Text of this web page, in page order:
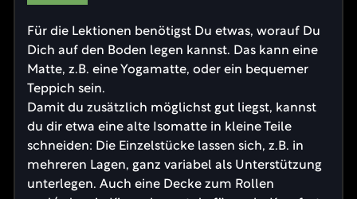
Für die Lektionen benötigst Du etwas, worauf Du
Dich auf den Boden legen kannst. Das kann eine
Matte, z.B. eine Yogamatte, oder ein bequemer
Teppich sein.
Damit du zusätzlich möglichst gut liegst, kannst
du dir etwa eine alte Isomatte in kleine Teile
schneiden: Die Einzelstücke lassen sich, z.B. in
mehreren Lagen, ganz variabel als Unterstützung
unterlegen. Auch eine Decke zum Rollen